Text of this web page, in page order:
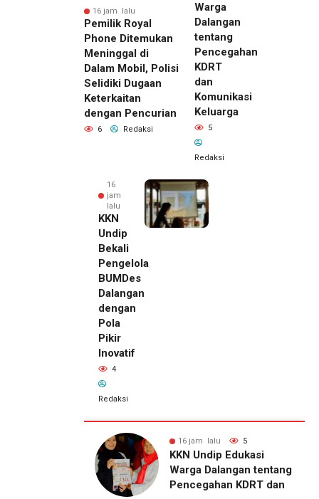
16 jam lalu
Pemilik Royal
Phone Ditemukan
Meninggal di
Dalam Mobil, Polisi
Selidiki Dugaan
Keterkaitan
dengan Pencurian
6 Redaksi
Warga
Dalangan
tentang
Pencegahan
KDRT
dan
Komunikasi
Keluarga
5
Redaksi
16
jam
lalu
KKN
Undip
Bekali
Pengelola
BUMDes
Dalangan
dengan
Pola
Pikir
Inovatif
4
Redaksi
16 jam lalu 4
KKN Undip Bekali
Pengelola BUMDes
Dalangan dengan Pola
16 jam lalu
Pemilik
Royal
Phone